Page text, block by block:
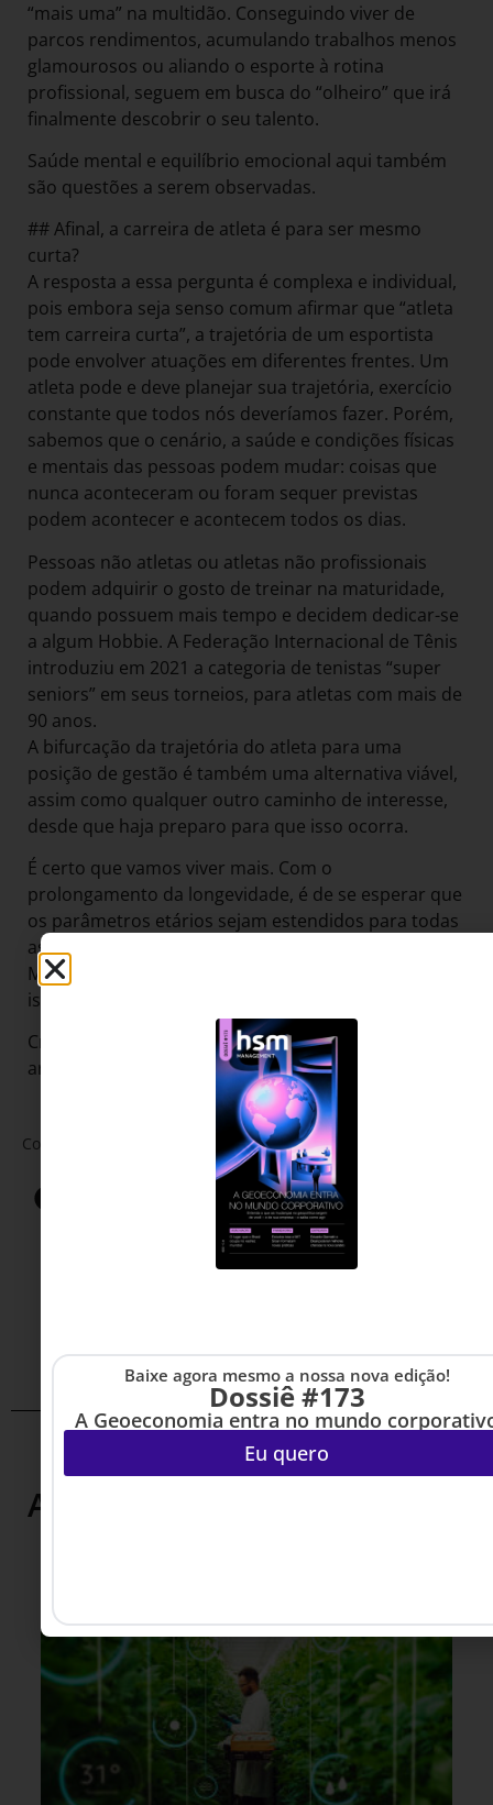
“mais uma” na multidão. Conseguindo viver de
parcos rendimentos, acumulando trabalhos menos
glamourosos ou aliando o esporte à rotina
profissional, seguem em busca do “olheiro” que irá
finalmente descobrir o seu talento.
Saúde mental e equilíbrio emocional aqui também
são questões a serem observadas.
## Afinal, a carreira de atleta é para ser mesmo
curta?
A resposta a essa pergunta é complexa e individual,
pois embora seja senso comum afirmar que “atleta
tem carreira curta”, a trajetória de um esportista
pode envolver atuações em diferentes frentes. Um
atleta pode e deve planejar sua trajetória, exercício
constante que todos nós deveríamos fazer. Porém,
sabemos que o cenário, a saúde e condições físicas
e mentais das pessoas podem mudar: coisas que
nunca aconteceram ou foram sequer previstas
podem acontecer e acontecem todos os dias.
Pessoas não atletas ou atletas não profissionais
podem adquirir o gosto de treinar na maturidade,
quando possuem mais tempo e decidem dedicar-se
a algum Hobbie. A Federação Internacional de Tênis
introduziu em 2021 a categoria de tenistas “super
seniors” em seus torneios, para atletas com mais de
90 anos.
A bifurcação da trajetória do atleta para uma
posição de gestão é também uma alternativa viável,
assim como qualquer outro caminho de interesse,
desde que haja preparo para que isso ocorra.
É certo que vamos viver mais. Com o
prolongamento da longevidade, é de se esperar que
os parâmetros etários sejam estendidos para todas
as atividades, incluindo profissionais e esportivas.
Maiores cuidados com a saúde contribuem para
isso, assim como o combate ao etarismo.
Crédito da imagem: Shutterstock, com inteligência
artificial
Compartilhar:
Artigos relacionados
Baixe agora mesmo a nossa nova edição!
Dossiê #173
A Geoeconomia entra no mundo
Eu quero